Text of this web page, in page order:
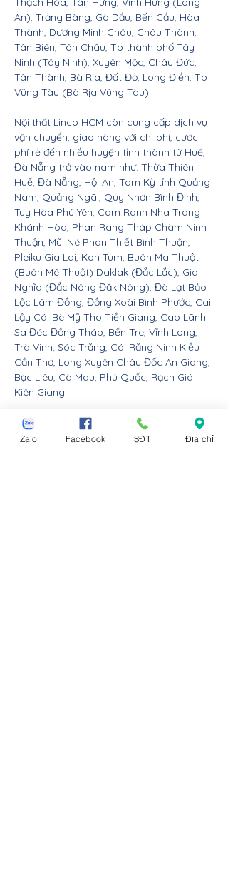
An), Trảng Bàng, Gò Dầu, Bến Cầu, Hòa
Thành, Dương Minh Châu, Châu Thành,
Tân Biên, Tân Châu, Tp thành phố Tây
Ninh (Tây Ninh), Xuyên Mộc, Châu Đức,
Tân Thành, Bà Rịa, Đất Đỏ, Long Điền, Tp
Vũng Tàu (Bà Rịa Vũng Tàu).
Nội thất Linco HCM còn cung cấp dịch vụ
vận chuyển, giao hàng với chi phí, cước
phí rẻ đến nhiều huyện tỉnh thành từ Huế,
Đà Nẵng trở vào nam như: Thừa Thiên
Huế, Đà Nẵng, Hội An, Tam Kỳ tỉnh Quảng
Nam, Quảng Ngãi, Quy Nhơn Bình Định,
Tuy Hòa Phú Yên, Cam Ranh Nha Trang
Khánh Hòa, Phan Rang Tháp Chàm Ninh
Thuận, Mũi Né Phan Thiết Bình Thuận,
Pleiku Gia Lai, Kon Tum, Buôn Ma Thuột
(Buôn Mê Thuột) Daklak (Đắc Lắc), Gia
Nghĩa (Đắc Nông Đăk Nông), Đà Lạt Bảo
Lộc Lâm Đồng, Đồng Xoài Bình Phước, Cai
Lậy Cái Bè Mỹ Tho Tiền Giang, Cao Lãnh
Sa Đéc Đồng Tháp, Bến Tre, Vĩnh Long,
Trà Vinh, Sóc Trăng, Cái Răng Ninh Kiều
Cần Thơ, Long Xuyên Châu Đốc An Giang,
Bạc Liêu, Cà Mau, Phú Quốc, Rạch Giá
Kiên Giang.
Nội thất Linco giao hàng cho các huyện,
thị xã tx, tp thành phố tỉnh thành từ Đà
Zalo Facebook SĐT Địa chỉ